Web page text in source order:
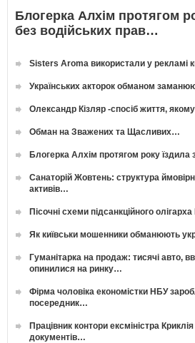
Блогерка Алхім протягом
без водійських прав…
Sisters Aroma використали у рекламі
Українських акторок обманом
Олександр Кізляр -спосіб життя,
Обман на Зважених та Щасливих…
Блогерка Алхім протягом року
Санаторій Жовтень: структура
активів…
Пісочні схеми підсанкційного
Як київськи мошенники обманюють
Гуманітарка на продаж: тисячі авто,
опинилися на ринку…
Фірма чоловіка економістки НБУ
посередник…
Працівник контори ексміністра
документів…